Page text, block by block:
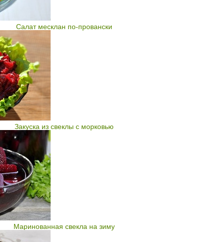
Салат месклан по-провански
Закуска из свеклы с морковью
Маринованная свекла на зиму